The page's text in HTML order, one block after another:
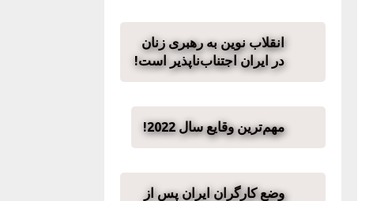
انقلاب نوین به رهبری زنان
در ایران اجتناب‌ناپذیر است!
مهم‌ترین وقایع سال 2022!
وضع کارگران ایران پس از